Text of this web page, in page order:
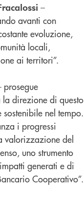
–
avanti con
evoluzione,
locali,
ai territori”.
prosegue
direzione di questo
nel tempo.
i progressi
valorizzazione del
uno strumento
generati e di
Cooperativo”.